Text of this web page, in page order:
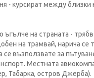
- курсират между близки
на страната -
на трамвай, нарича се
възползвате за
Местната
Табарка, остров Джерба).